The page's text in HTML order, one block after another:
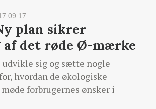
09:17
plan sikrer
det røde Ø-mærke
sig og sætte nogle
hvordan de økologiske
forbrugernes ønsker i